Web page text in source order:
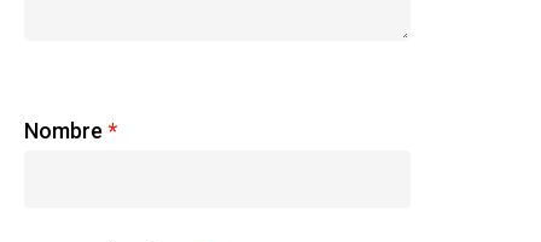
Nombre *